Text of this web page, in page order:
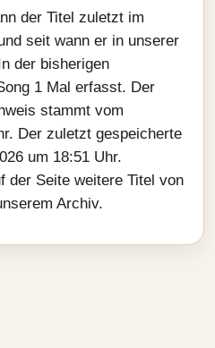
der Titel zuletzt im
seit wann er in unserer
der bisherigen
1 Mal erfasst. Der
stammt vom
Der zuletzt gespeicherte
um 18:51 Uhr.
der Seite weitere Titel von
Archiv.